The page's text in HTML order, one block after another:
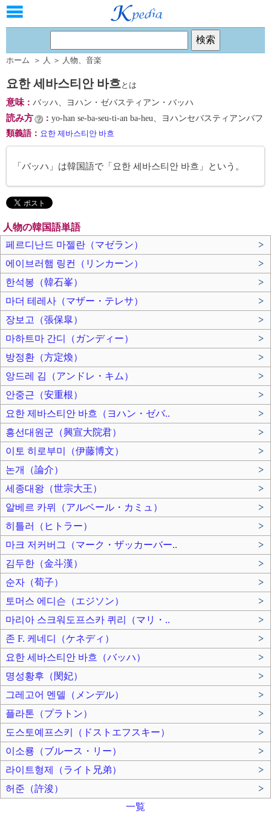
ホーム ＞ 人 ＞ 人物、 音楽
요한 세바스티안 바흐とは
意味： バッハ、ヨハン・ゼバスティアン・バッハ
読み方 ： yo-han se-ba-seu-ti-an ba-heu、ヨハンセバスティアンバフ
類義語 ： 요한 제바스티안 바흐
「バッハ」は韓国語で「요한 세바스티안 바흐」という。
人物の韓国語単語
페르디난드 마젤란（マゼラン）
>
에이브러햄 링컨（リンカーン）
>
한석봉（韓石峯）
>
마더 테레사（マザー・テレサ）
>
장보고（張保皐）
>
마하트마 간디（ガンディー）
>
방정환（方定煥）
>
앙드레 김（アンドレ・キム）
>
안중근（安重根）
>
요한 제바스티안 바흐（ヨハン・ゼバ..
>
흥선대원군（興宣大院君）
>
이토 히로부미（伊藤博文）
>
논개（論介）
>
세종대왕（世宗大王）
>
알베르 카뮈（アルベール・カミュ）
>
히틀러（ヒトラー）
>
마크 저커버그（マーク・ザッカーバー..
>
김두한（金斗漢）
>
순자（荀子）
>
토머스 에디슨（エジソン）
>
마리아 스크워도프스카 퀴리（マリ・..
>
존 F. 케네디（ケネディ）
>
요한 세바스티안 바흐（バッハ）
>
명성황후（閔妃）
>
그레고어 멘델（メンデル）
>
플라톤（プラトン）
>
도스토예프스키（ドストエフスキー）
>
이소룡（ブルース・リー）
>
라이트형제（ライト兄弟）
>
허준（許浚）
>
一覧